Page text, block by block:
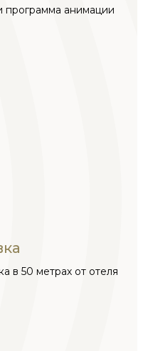
программа анимации
в 50 метрах от отеля